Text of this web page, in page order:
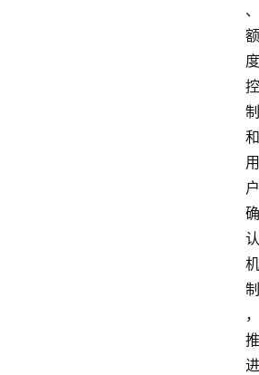
、
额
度
控
制
和
用
户
确
认
机
制
，
推
进